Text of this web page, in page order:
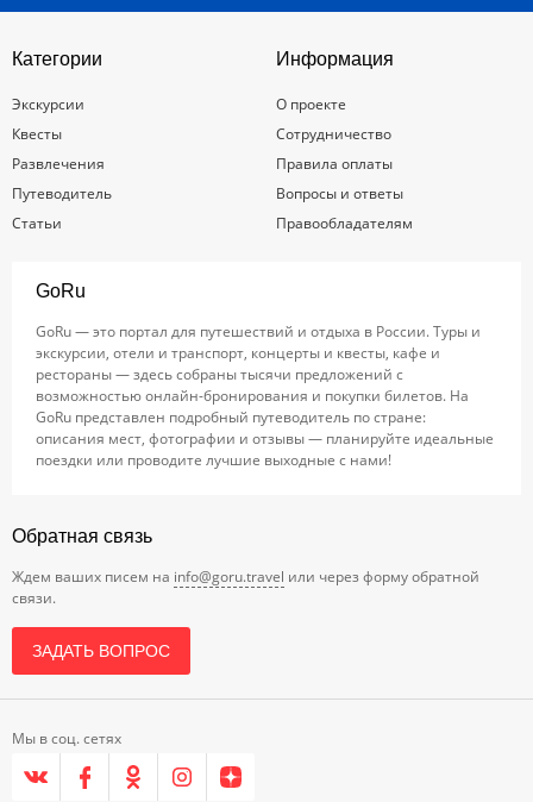
Категории
Экскурсии
Квесты
Развлечения
Путеводитель
Статьи
Информация
О проекте
Сотрудничество
Правила оплаты
Вопросы и ответы
Правообладателям
GoRu
GoRu — это портал для путешествий и отдыха в России. Туры и
экскурсии, отели и транспорт, концерты и квесты, кафе и
рестораны — здесь собраны тысячи предложений с
возможностью онлайн-бронирования и покупки билетов. На
GoRu представлен подробный путеводитель по стране:
описания мест, фотографии и отзывы — планируйте идеальные
поездки или проводите лучшие выходные с нами!
Обратная связь
Ждем ваших писем на info@goru.travel или через форму обратной
связи.
ЗАДАТЬ ВОПРОС
Мы в соц. сетях